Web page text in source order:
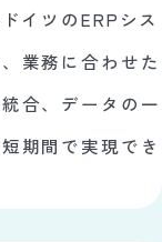
イツのERPシス
業務に合わせた
合、データの一
期間で実現でき